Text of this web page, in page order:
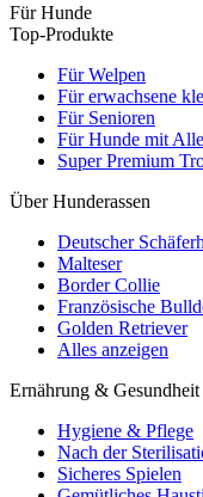
Für Hunde
Top-Produkte
Für Welpen
Für erwachsene
Für Senioren
Für Hunde mit
Super Premium
Über Hunderassen
Deutscher
Malteser
Border Collie
Französische
Golden Retriever
Alles anzeigen
Ernährung & Gesundheit
Hygiene & Pflege
Nach der
Sicheres Spielen